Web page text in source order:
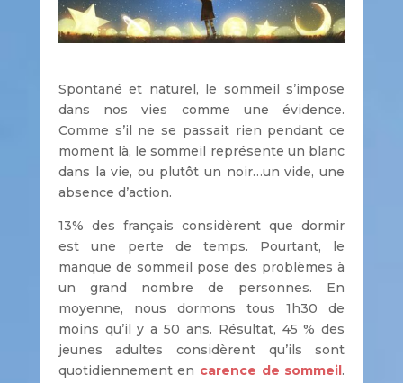
Spontané et naturel, le sommeil s’impose
dans nos vies comme une évidence.
Comme s’il ne se passait rien pendant ce
moment là, le sommeil représente un blanc
dans la vie, ou plutôt un noir…un vide, une
absence d’action.
13% des français considèrent que dormir
est une perte de temps. Pourtant, le
manque de sommeil pose des problèmes à
un grand nombre de personnes. En
moyenne, nous dormons tous 1h30 de
moins qu’il y a 50 ans. Résultat, 45 % des
jeunes adultes considèrent qu’ils sont
quotidiennement en carence de sommeil.